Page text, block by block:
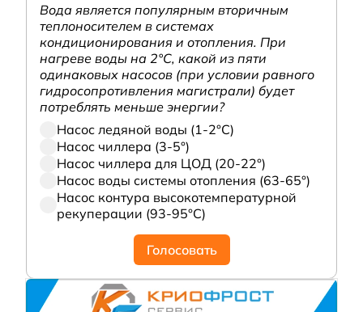
Вода является популярным вторичным
теплоносителем в системах
кондиционирования и отопления. При
нагреве воды на 2°С, какой из пяти
одинаковых насосов (при условии равного
гидросопротивления магистрали) будет
потреблять меньше энергии?
Насос ледяной воды (1-2°С)
Насос чиллера (3-5°)
Насос чиллера для ЦОД (20-22°)
Насос воды системы отопления (63-65°)
Насос контура высокотемпературной
рекуперации (93-95°С)
Голосовать